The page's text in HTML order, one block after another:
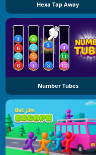
Hexa Tap Away
Number Tubes